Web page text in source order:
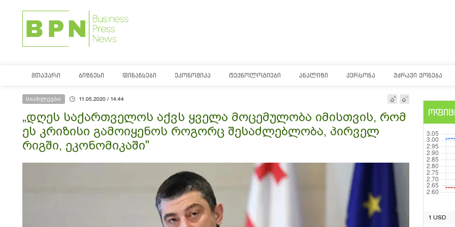
ᲛᲗᲐᲕᲐᲠᲘ ᲑᲘᲖᲜᲔᲡᲘ ᲤᲘᲜᲐᲜᲡᲔᲑᲘ ᲔᲙᲝᲜᲝᲛᲘᲙᲐ ᲢᲔᲥᲜᲝᲚᲝᲒᲘᲔᲑᲘ ᲐᲜᲐᲚᲘᲖᲘ ᲞᲔᲠᲡᲝᲜᲐ ᲣᲫᲠᲐᲕᲘ ᲥᲝᲜᲔᲑᲐ
სიახლეები 11.05.2020 / 14:44
„დღეს საქართველოს აქვს ყველა მოცემულობა იმისთვის, რომ
ეს კრიზისი გამოიყენოს როგორც შესაძლებლობა, პირველ
რიგში, ეკონომიკაში"
1 USD